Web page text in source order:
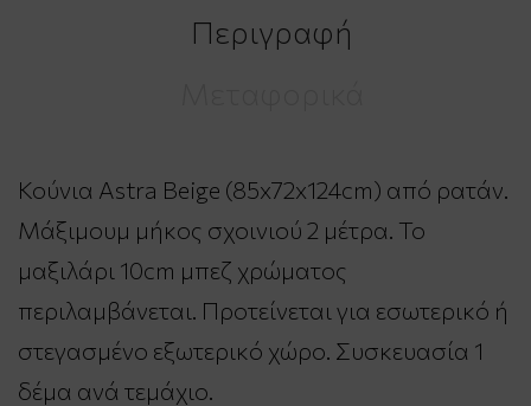
Περιγραφή
Κούνια Astra Beige (85x72x124cm) από ρατάν.
Μάξιμουμ μήκος σχοινιού 2 μέτρα. Το
μαξιλάρι 10cm μπεζ χρώματος
περιλαμβάνεται. Προτείνεται για εσωτερικό ή
στεγασμένο εξωτερικό χώρο. Συσκευασία 1
δέμα ανά τεμάχιο.